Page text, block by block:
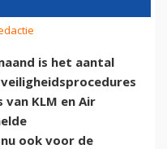
is het aantal
KLM en Air
ook voor de